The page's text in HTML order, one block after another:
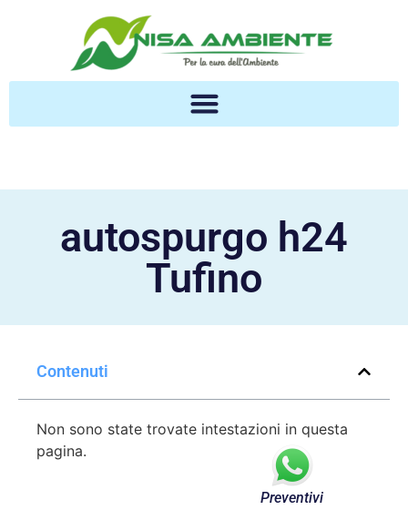
autospurgo h24
Tufino
Contenuti
Non sono state trovate intestazioni in questa
pagina.
Preventivi